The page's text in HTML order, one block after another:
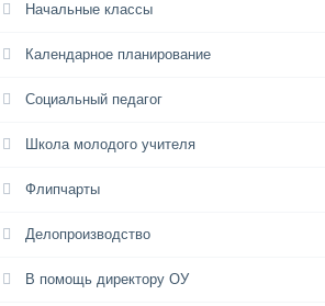
Начальные классы
Календарное планирование
Социальный педагог
Школа молодого учителя
Флипчарты
Делопроизводство
В помощь директору ОУ